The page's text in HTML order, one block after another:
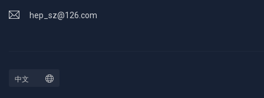
hep_sz@126.com